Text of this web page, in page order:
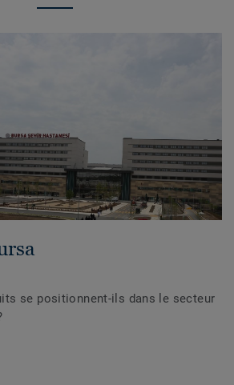
se positionnent-ils dans le secteur